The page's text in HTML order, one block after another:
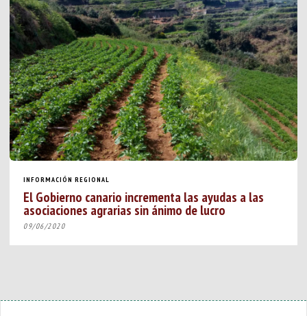
INFORMACIÓN REGIONAL
El Gobierno canario incrementa las ayudas a las
asociaciones agrarias sin ánimo de lucro
09/06/2020